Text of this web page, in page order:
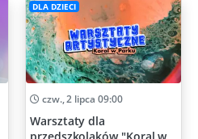
DLA DZIECI
czw., 2 lipca 09:00
Warsztaty dla